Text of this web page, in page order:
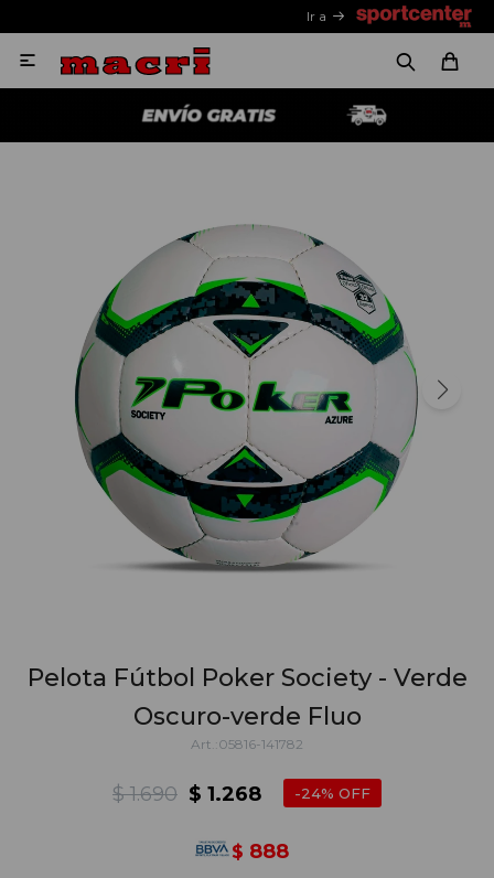
Ir a

Pelota Fútbol Poker Society - Verde
Oscuro-verde Fluo
05816-141782
$ 1.268
$ 1.690 24
$ 888